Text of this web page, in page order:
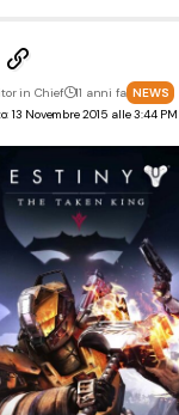
13 Novembre 2015 alle 3:44 PM
in Chief 11 anni fa NEWS